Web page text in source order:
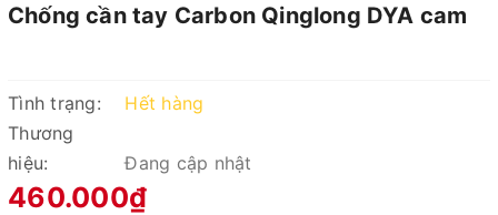
Chống cần tay Carbon Qinglong DYA cam
Tình trạng:
Hết hàng
Thương
hiệu:
Đang cập nhật
460.000₫